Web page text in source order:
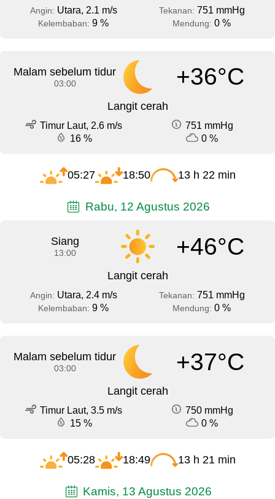
Angin: Utara, 2.1 m/s Tekanan: 751 mmHg
Kelembaban: 9 % Mendung: 0 %
Malam sebelum tidur
03:00 +36°C
Langit cerah
Timur Laut, 2.6 m/s
751 mmHg
16 %
0 %
05:27 18:50 13 h 22 min
Rabu, 12 Agustus 2026
Siang
13:00 +46°C
Langit cerah
Angin: Utara, 2.4 m/s Tekanan: 751 mmHg
Kelembaban: 9 % Mendung: 0 %
Malam sebelum tidur
03:00 +37°C
Langit cerah
Timur Laut, 3.5 m/s
750 mmHg
15 %
0 %
05:28 18:49 13 h 21 min
Kamis, 13 Agustus 2026